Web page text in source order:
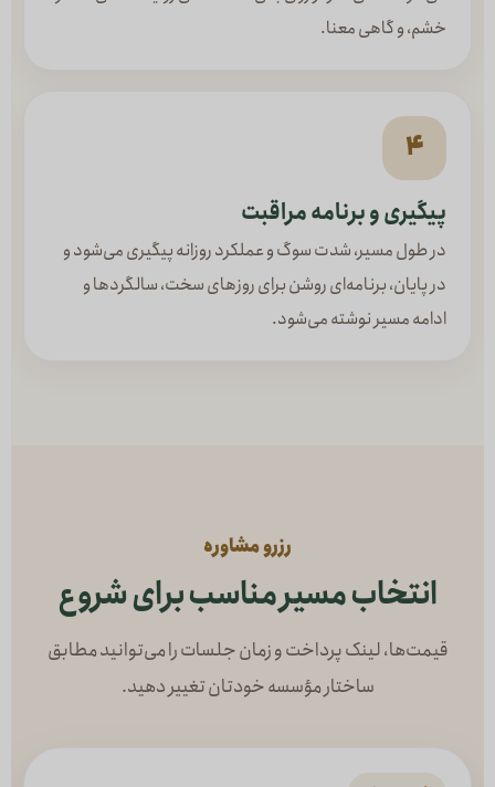
خشم، و گاهی معنا.
۴
پیگیری و برنامه مراقبت
در طول مسیر، شدت سوگ و عملکرد روزانه پیگیری می‌شود و
در پایان، برنامه‌ای روشن برای روزهای سخت، سالگردها و
ادامه مسیر نوشته می‌شود.
رزرو مشاوره
انتخاب مسیر مناسب برای شروع
قیمت‌ها، لینک پرداخت و زمان جلسات را می‌توانید مطابق
ساختار مؤسسه خودتان تغییر دهید.